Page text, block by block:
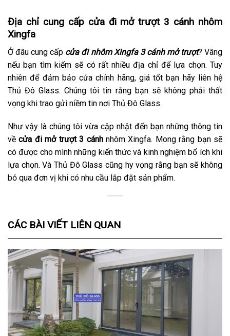
Địa chỉ cung cấp cửa đi mở trượt 3 cánh nhôm
Xingfa
Ở đâu cung cấp cửa đi nhôm Xingfa 3 cánh mở trượt? Vâng
nếu bạn tìm kiếm sẽ có rất nhiều địa chỉ để lựa chọn. Tuy
nhiên để đảm bảo cửa chính hãng, giá tốt bạn hãy liên hệ
Thủ Đô Glass. Chúng tôi tin rằng bạn sẽ không phải thất
vọng khi trao gửi niềm tin nơi Thủ Đô Glass.
Như vậy là chúng tôi vừa cập nhật đến bạn những thông tin
vềcửa đi mở trượt 3 cánh nhôm Xingfa. Mong rằng bạn sẽ
có được cho mình những kiến thức và kinh nghiệm bổ ích khi
lựa chọn. Và Thủ Đô Glass cũng hy vọng rằng bạn sẽ không
bỏ qua đơn vị khi có nhu cầu lắp đặt sản phẩm.
CÁC BÀI VIẾT LIÊN QUAN